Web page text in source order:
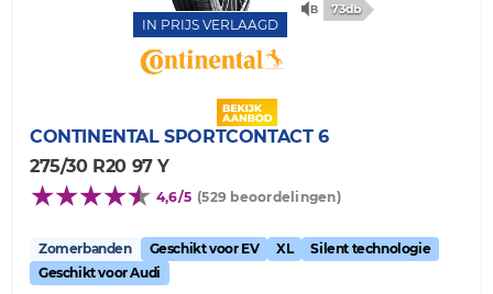
IN PRIJS VERLAAGD
73db
CONTINENTAL SPORTCONTACT 6
275/30 R20 97 Y
4,6/5 (529 beoordelingen)
Zomerbanden Geschikt voor EV XL
Silent technologie
Geschikt voor Audi